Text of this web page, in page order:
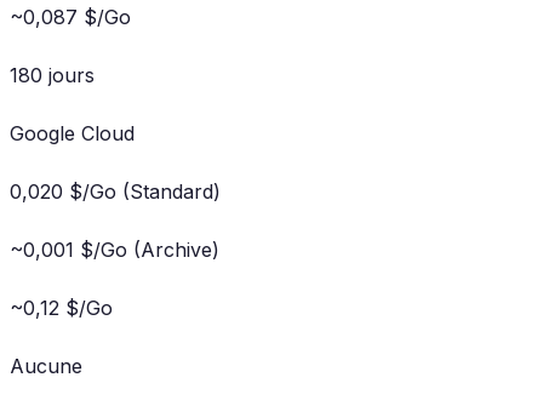
~0,087 $/Go
180 jours
Google Cloud
0,020 $/Go (Standard)
~0,001 $/Go (Archive)
~0,12 $/Go
Aucune